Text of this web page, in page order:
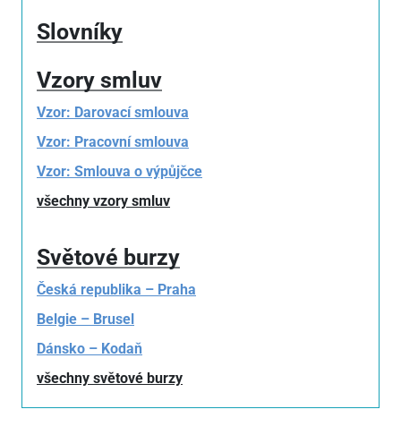
Slovníky
Vzory smluv
Vzor: Darovací smlouva
Vzor: Pracovní smlouva
Vzor: Smlouva o výpůjčce
všechny vzory smluv
Světové burzy
Česká republika – Praha
Belgie – Brusel
Dánsko – Kodaň
všechny světové burzy